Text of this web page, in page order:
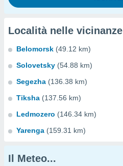
Località nelle vicinanze
Belomorsk (49.12 km)
Solovetsky (54.88 km)
Segezha (136.38 km)
Tiksha (137.56 km)
Ledmozero (146.34 km)
Yarenga (159.31 km)
Il Meteo...